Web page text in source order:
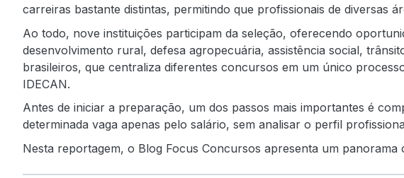
carreiras bastante distintas, permitindo que profissionais de diversas
Ao todo, nove instituições participam da seleção, oferecendo
desenvolvimento rural, defesa agropecuária, assistência social,
brasileiros, que centraliza diferentes concursos em um único
IDECAN.
Antes de iniciar a preparação, um dos passos mais importantes é
determinada vaga apenas pelo salário, sem analisar o perfil
Nesta reportagem, o Blog Focus Concursos apresenta um